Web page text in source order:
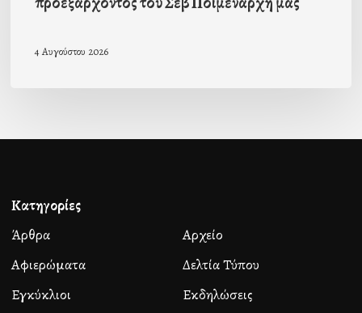
4 Αυγούστου 2026
Κατηγορίες
Άρθρα
Αρχείο
Αφιερώματα
Δελτία Τύπου
Εγκύκλιοι
Εκδηλώσεις